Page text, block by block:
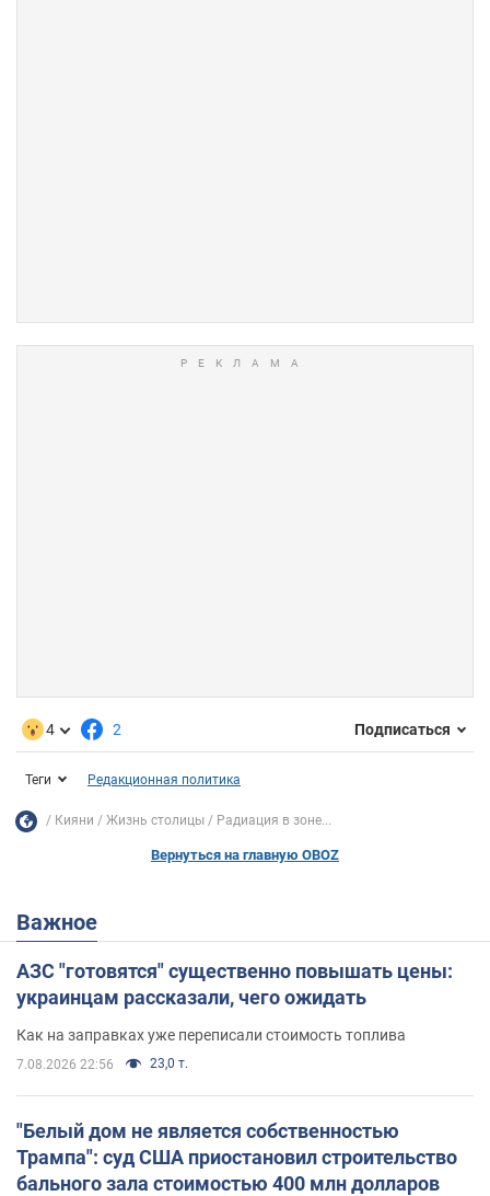
4 2 Подписаться
Теги Редакционная политика
Кияни Жизнь столицы Радиация в зоне...
Вернуться на главную OBOZ
Важное
АЗС "готовятся" существенно повышать цены:
украинцам рассказали, чего ожидать
Как на заправках уже переписали стоимость топлива
7.08.2026 22:56 23,0 т.
"Белый дом не является собственностью
Трампа": суд США приостановил строительство
бального зала стоимостью 400 млн долларов